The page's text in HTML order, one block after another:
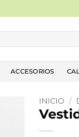
ACCESORIOS
INICIO /